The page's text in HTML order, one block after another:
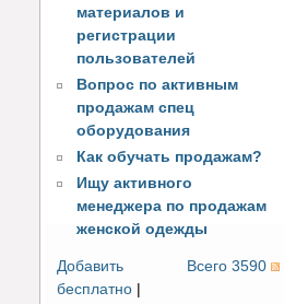
материалов и
регистрации
пользователей
Вопрос по активным
продажам спец
оборудования
Как обучать продажам?
Ищу активного
менеджера по продажам
женской одежды
Всего 3590
Добавить
бесплатно |